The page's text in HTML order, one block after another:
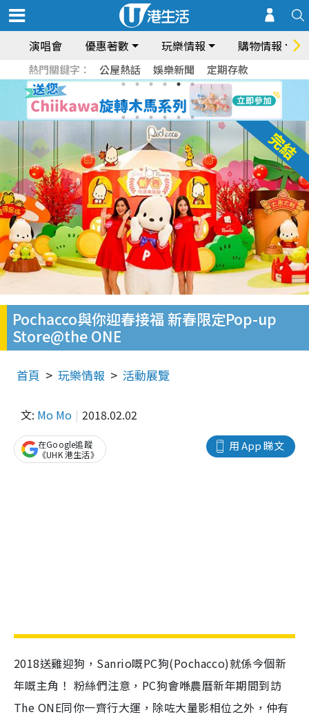
演唱會 優惠著數 玩樂情報 購物情報
熱門關鍵字： 公屋熱話 娛樂新聞 定期存款
Pochacco與你迎春接福 新春限定Pop-up
Store@the ONE
首頁 玩樂情報 活動展覽
文: Mo Mo 2018.02.02
用 App 睇文
在Google追蹤
《UHK 港生活》
2018送雞迎狗，Sanrio嘅PC狗(Pochacco)就係今個新
年嘅主角！ 粉絲們注意，PC狗會喺農曆新年期間到訪
The ONE同你一齊行大運，除咗大量影相位之外，仲有